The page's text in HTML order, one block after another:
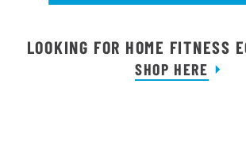
LOOKING FOR HOME FITNESS
SHOP HERE